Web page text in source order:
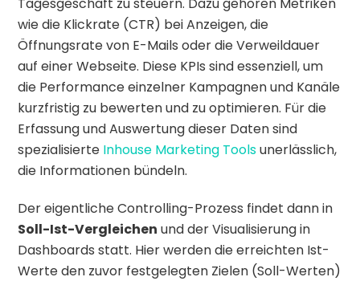
wie die Klickrate (CTR) bei Anzeigen, die
Öffnungsrate von E-Mails oder die Verweildauer
auf einer Webseite. Diese KPIs sind essenziell, um
die Performance einzelner Kampagnen und Kanäle
kurzfristig zu bewerten und zu optimieren. Für die
Erfassung und Auswertung dieser Daten sind
spezialisierte Inhouse Marketing Toolsunerlässlich,
die Informationen bündeln.
Der eigentliche Controlling-Prozess findet dann in
Soll-Ist-Vergleichen und der Visualisierung in
Dashboards statt. Hier werden die erreichten Ist-
Werte den zuvor festgelegten Zielen (Soll-Werten)